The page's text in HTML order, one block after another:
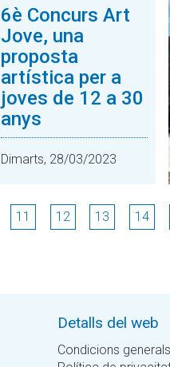
6è Concurs Art
Jove, una
proposta
artística per a
joves de 12 a 30
anys
Dimarts, 28/03/2023
11 12 13 14
Detalls del web
Condicions